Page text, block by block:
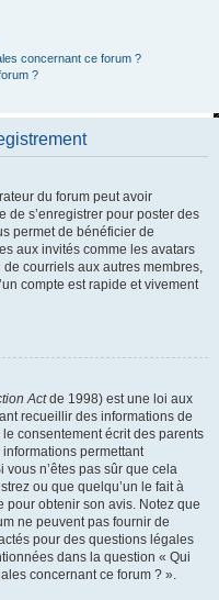
concernant ce forum ?
?
du forum peut avoir
de s’enregistrer pour poster des
permet de bénéficier de
aux invités comme les avatars
courriels aux autres membres,
compte est rapide et vivement
Actde 1998) est une loi aux
recueillir des informations de
consentement écrit des parents
permettant
vous n’êtes pas sûr que cela
ou que quelqu’un le fait à
obtenir son avis. Notez que
ne peuvent pas fournir de
pour des questions légales
dans la question « Qui
concernant ce forum ? ».